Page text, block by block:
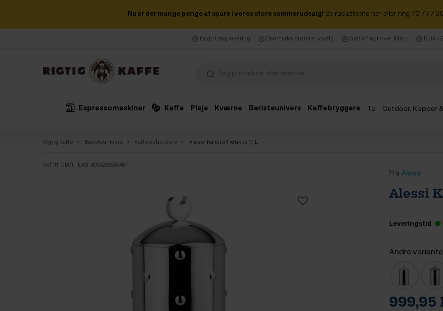
Nu er der mange penge at spare i vores store sommerudsalg! Se rabatterne her eller ring 70 777
Dag til dag levering Danmarks største udvalg Gratis fragt over 1000,- Butik i
Espressomaskiner Kaffe Pleje Kværne Baristaunivers Kaffebryggere Te Outdoor, Kopper
Rigtig Kaffe Baristaunivers Kaffebeholdere Alessi Kalisto 1 Krukke 1,1 L
Ref: 11-CB01 - EAN: 8003299026487
Fra Alessi
Alessi
Leveringstid
Andre
999,95